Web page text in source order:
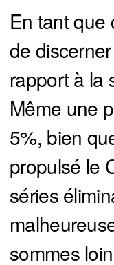
En tant que
de
rapport à la
Même une
5%, bien
propulsé le
séries
sommes